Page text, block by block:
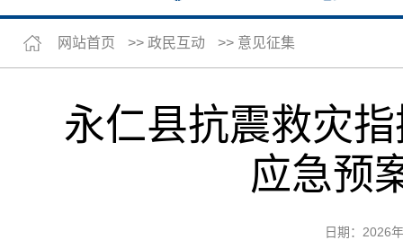
网站首页 >> 政民互动 >> 意见征集
永仁县抗震救灾
应急预
日期：2026